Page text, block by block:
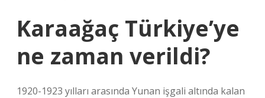
Karaağaç Türkiye’ye
ne zaman verildi?
1920-1923 yılları arasında Yunan işgali altında kalan